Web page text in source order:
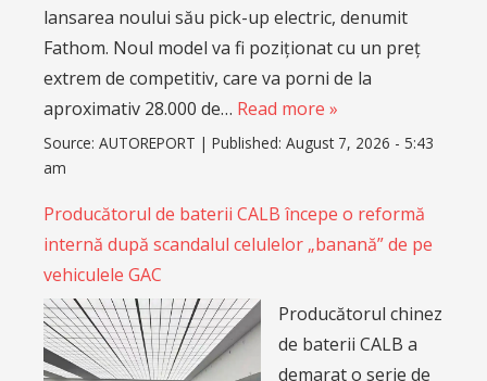
lansarea noului său pick-up electric, denumit
Fathom. Noul model va fi poziționat cu un preț
extrem de competitiv, care va porni de la
aproximativ 28.000 de… Read more »
Source: AUTOREPORT | Published: August 7, 2026 - 5:43
am
Producătorul de baterii CALB începe o reformă
internă după scandalul celulelor „banană” de pe
vehiculele GAC
Producătorul chinez
de baterii CALB a
demarat o serie de